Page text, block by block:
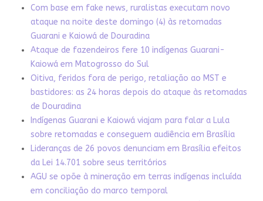
Com base em fake news, ruralistas executam novo
ataque na noite deste domingo (4) às retomadas
Guarani e Kaiowá de Douradina
Ataque de fazendeiros fere 10 indígenas Guarani-
Kaiowá em Matogrosso do Sul
Oitiva, feridos fora de perigo, retaliação ao MST e
bastidores: as 24 horas depois do ataque às retomadas
de Douradina
Indígenas Guarani e Kaiowá viajam para falar a Lula
sobre retomadas e conseguem audiência em Brasília
Lideranças de 26 povos denunciam em Brasília efeitos
da Lei 14.701 sobre seus territórios
AGU se opõe à mineração em terras indígenas incluída
em conciliação do marco temporal